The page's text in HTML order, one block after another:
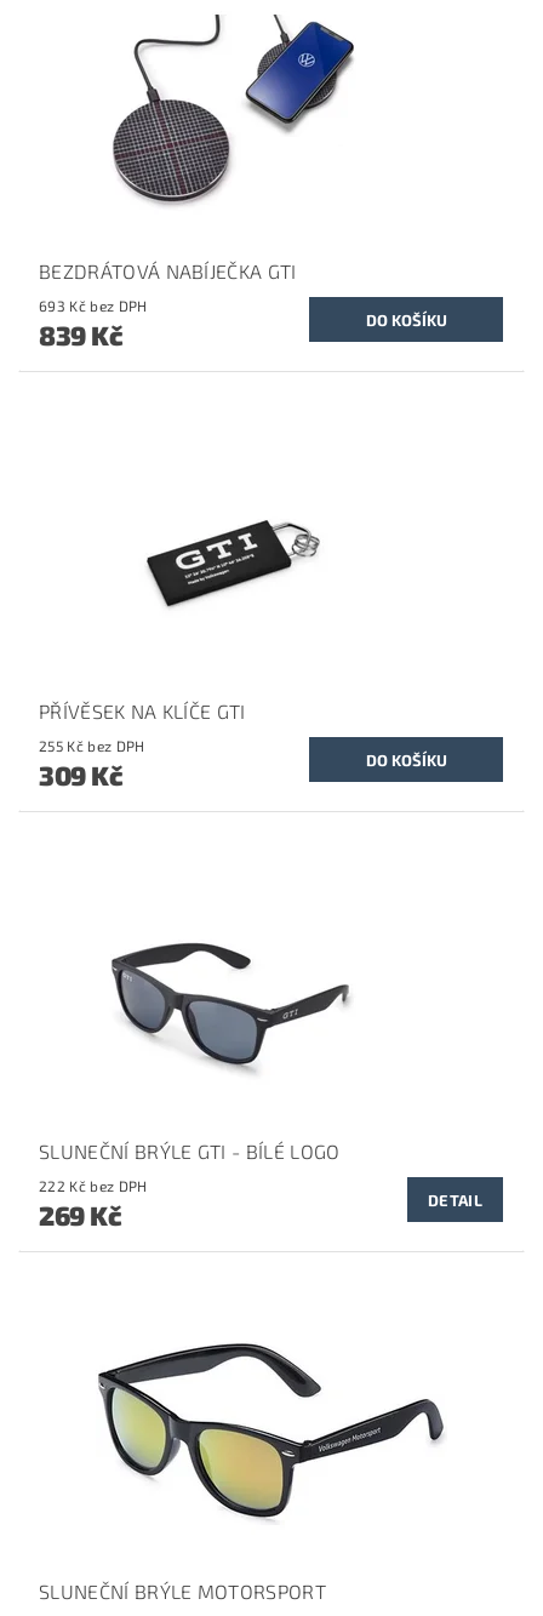
BEZDRÁTOVÁ NABÍJEČKA GTI
693 Kč bez DPH
839 Kč
PŘÍVĚSEK NA KLÍČE GTI
255 Kč bez DPH
309 Kč
SLUNEČNÍ BRÝLE GTI - BÍLÉ LOGO
222 Kč bez DPH
269 Kč DETAIL
SLUNEČNÍ BRÝLE MOTORSPORT